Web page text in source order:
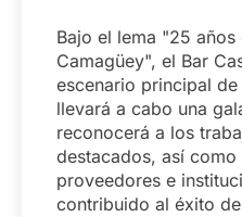
Bajo el lema "25
Camagüey", el Bar
escenario principal
llevará a cabo una
reconocerá a los
destacados, así
proveedores e
contribuido al éxito